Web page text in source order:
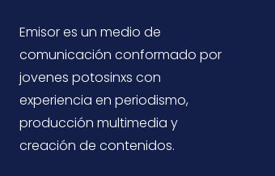
Emisor es un medio de
comunicación conformado por
jovenes potosinxs con
experiencia en periodismo,
producción multimedia y
creación de contenidos.